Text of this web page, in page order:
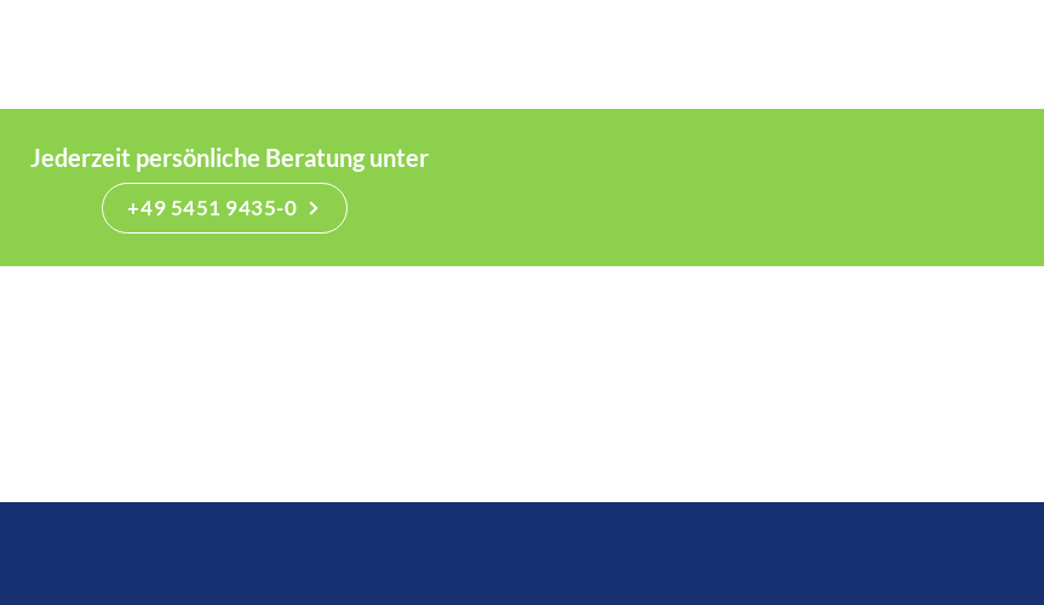
Jederzeit persönliche Beratung unter
+49 5451 9435-0